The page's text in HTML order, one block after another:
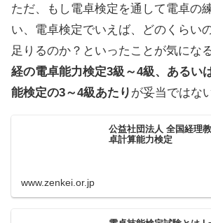
ただ、もし電卓検定を通して電卓の
い、電卓検定でいえば、どのくらい
足りるのか？といったことが気にな
経の電卓能力検定3級～4級、あるい
能検定の3～4級あたり が妥当ではな
公益社団法人 全国経理
卓計算能力検定
www.zenkei.or.jp